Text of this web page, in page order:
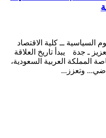
السياسية ــ كلية الاقتصاد
ـ جدة يبدأ تاريخ العلاقة
المملكة العربية السعودية،
وتعزز...